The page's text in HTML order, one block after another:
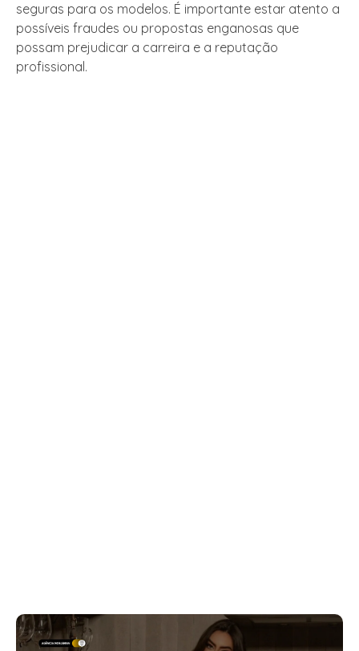
seguras para os modelos. É importante estar atento a
possíveis fraudes ou propostas enganosas que
possam prejudicar a carreira e a reputação
profissional.